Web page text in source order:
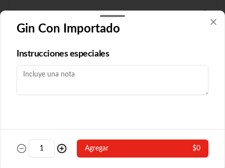
$19.210
Camarón Fuyón
Con algas y champiñón
Gin Con Importado
Instrucciones especiales
Agregar $0